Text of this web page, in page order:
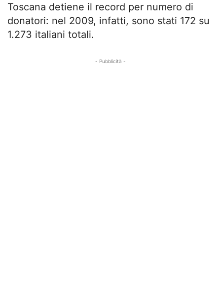
Toscana detiene il record per numero di
donatori: nel 2009, infatti, sono stati 172 su
1.273 italiani totali.
- Pubblicità -